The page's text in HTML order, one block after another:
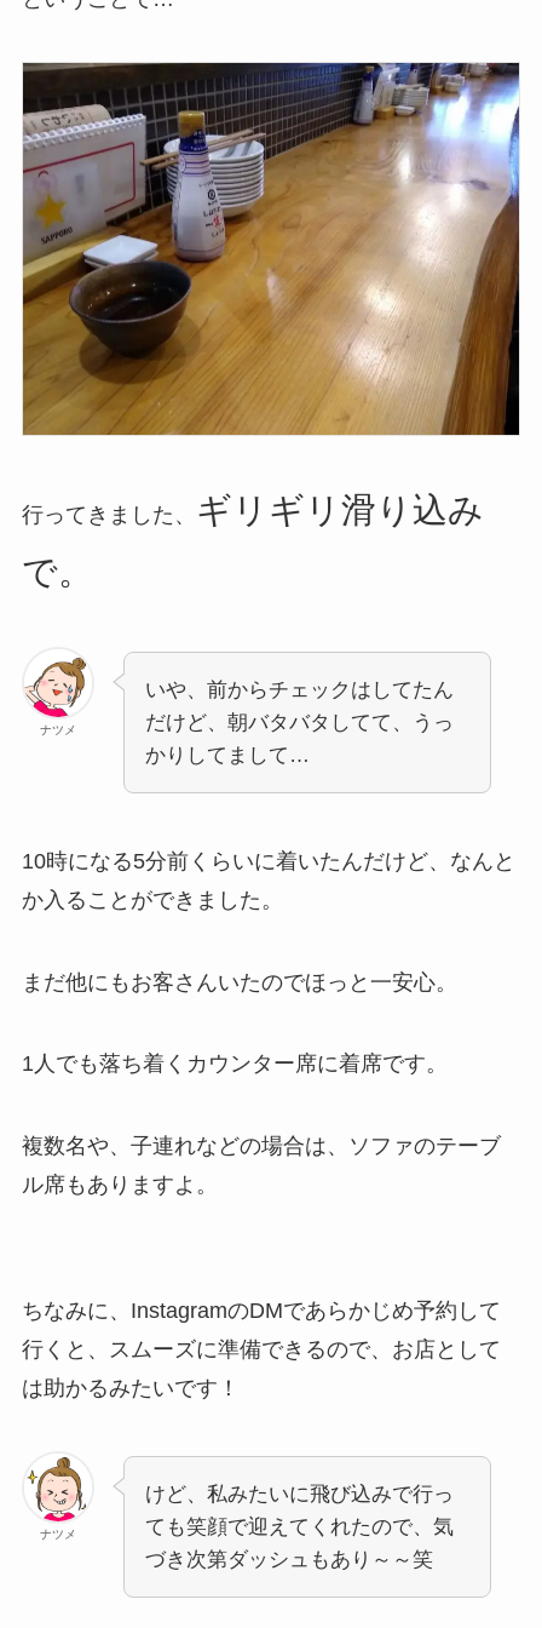
行ってきました、
ギリギリ滑り込み
で。
ナツメ
いや、前からチェックはしてたん
だけど、朝バタバタしてて、うっ
かりしてまして…
10時になる5分前くらいに着いたんだけど、なんと
か入ることができました。
まだ他にもお客さんいたのでほっと一安心。
1人でも落ち着くカウンター席に着席です。
複数名や、子連れなどの場合は、ソファのテーブ
ル席もありますよ。
ちなみに、InstagramのDMであらかじめ予約して
行くと、スムーズに準備できるので、お店として
は助かるみたいです！
ナツメ
けど、私みたいに飛び込みで行っ
ても笑顔で迎えてくれたので、気
づき次第ダッシュもあり～～笑